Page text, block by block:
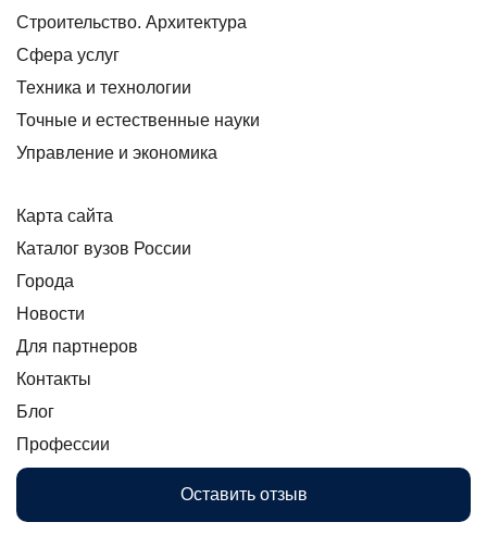
Строительство. Архитектура
Сфера услуг
Техника и технологии
Точные и естественные науки
Управление и экономика
Карта сайта
Каталог вузов России
Города
Новости
Для партнеров
Контакты
Блог
Профессии
Оставить отзыв